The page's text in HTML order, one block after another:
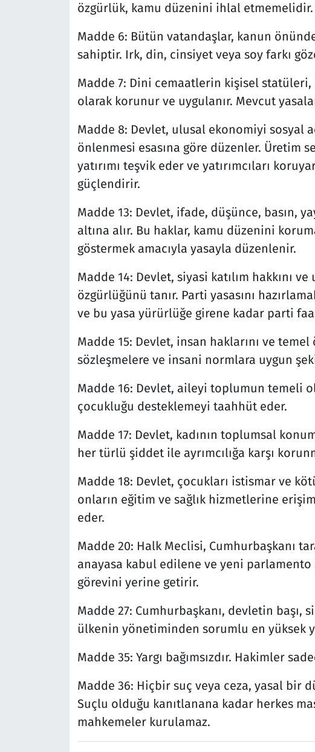
özgürlük, kamu düzenini ihlal etmemelidir.
Madde 6: Bütün vatandaşlar, kanun
sahiptir. Irk, din, cinsiyet veya soy farkı
Madde 7: Dini cemaatlerin kişisel
olarak korunur ve uygulanır. Mevcut
Madde 8: Devlet, ulusal ekonomiyi sosyal
önlenmesi esasına göre düzenler. Üretim
yatırımı teşvik eder ve yatırımcıları
güçlendirir.
Madde 13: Devlet, ifade, düşünce, basın,
altına alır. Bu haklar, kamu düzenini
göstermek amacıyla yasayla düzenlenir.
Madde 14: Devlet, siyasi katılım hakkını
özgürlüğünü tanır. Parti yasasını
ve bu yasa yürürlüğe girene kadar parti
Madde 15: Devlet, insan haklarını ve
sözleşmelere ve insani normlara uygun
Madde 16: Devlet, aileyi toplumun temeli
çocukluğu desteklemeyi taahhüt eder.
Madde 17: Devlet, kadının toplumsal
her türlü şiddet ile ayrımcılığa karşı
Madde 18: Devlet, çocukları istismar ve
onların eğitim ve sağlık hizmetlerine
eder.
Madde 20: Halk Meclisi, Cumhurbaşkanı
anayasa kabul edilene ve yeni
görevini yerine getirir.
Madde 27: Cumhurbaşkanı, devletin başı,
ülkenin yönetiminden sorumlu en yüksek
Madde 35: Yargı bağımsızdır. Hakimler
Madde 36: Hiçbir suç veya ceza, yasal bir
Suçlu olduğu kanıtlanana kadar herkes
mahkemeler kurulamaz.